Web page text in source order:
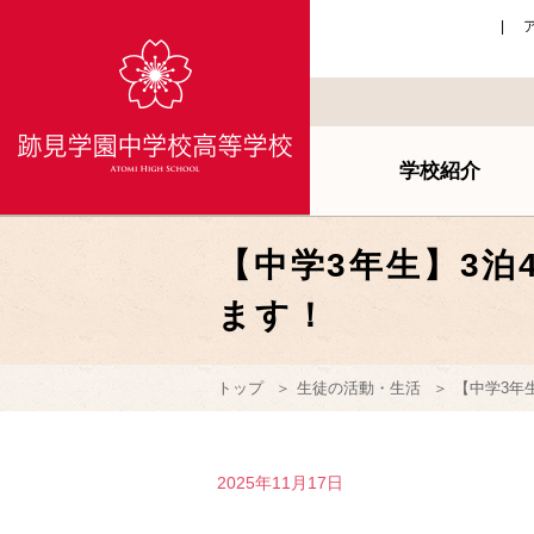
学校紹介
【中学3年生】3
ます！
トップ 生徒の活動・生活 【中学3
2025年11月17日